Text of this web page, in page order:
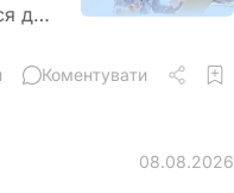
до
Коментувати
08.08.2026